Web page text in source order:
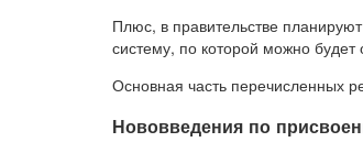
Плюс, в правительстве
систему, по которой можно
Основная часть перечисленных
Нововведения по